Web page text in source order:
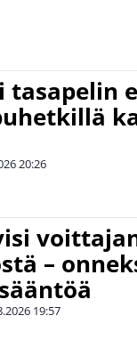
tasapelin
20:26
–
19:57